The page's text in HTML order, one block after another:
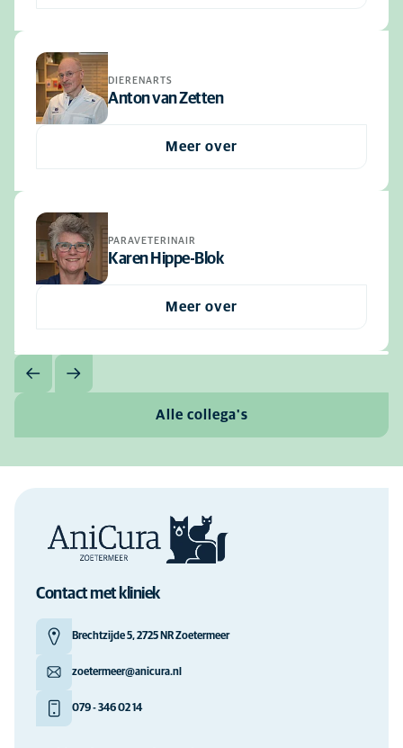
DIERENARTS
Anton van Zetten
Meer over
PARAVETERINAIR
Karen Hippe-Blok
Meer over
Alle collega's
Contact met kliniek
Brechtzijde 5, 2725 NR Zoetermeer
zoetermeer@anicura.nl
079 - 346 02 14